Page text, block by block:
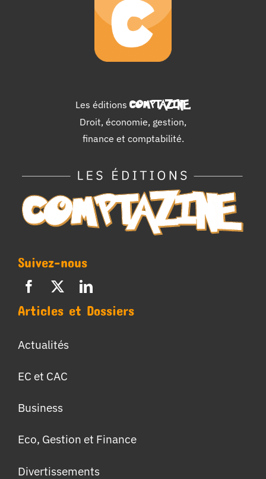
Les éditions COMPTAZINE.
Droit, économie, gestion,
finance et comptabilité.
Suivez-nous
Articles et Dossiers
Actualités
EC et CAC
Business
Eco, Gestion et Finance
Divertissements